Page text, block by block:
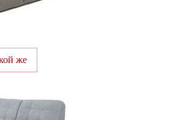
же